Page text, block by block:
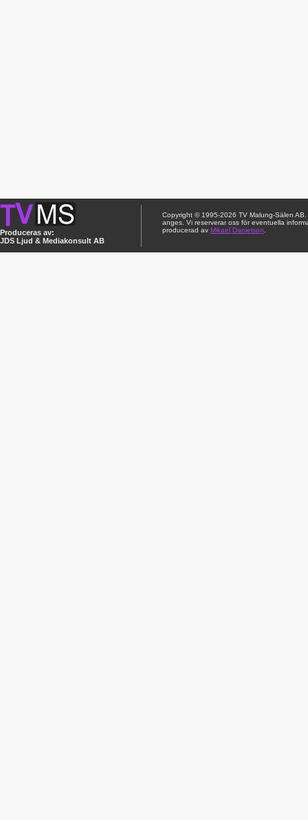
Produceras av:
JDS Ljud & Mediakonsult AB
Copyright © 1995-2026 TV Malung-Sälen
anges. Vi reserverar oss för eventuella
producerad av Mikael Danielson